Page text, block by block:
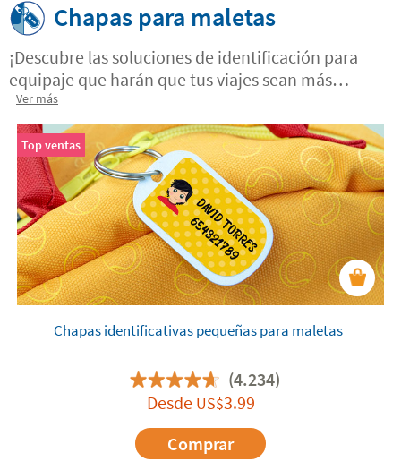
Chapas para maletas
¡Descubre las soluciones de identificación para
equipaje que harán que tus viajes sean más
seguros y tranquilos!
Ver más
Top ventas
Chapas identificativas pequeñas para maletas
(4.234)
Desde US$3.99
Comprar